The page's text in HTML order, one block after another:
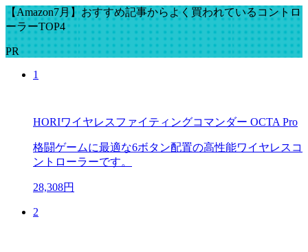
【Amazon7月】おすすめ記事からよく買われているコントロ
ーラーTOP4
PR
1
HORIワイヤレスファイティングコマンダー OCTA Pro
格闘ゲームに最適な6ボタン配置の高性能ワイヤレスコ
ントローラーです。
28,308円
2